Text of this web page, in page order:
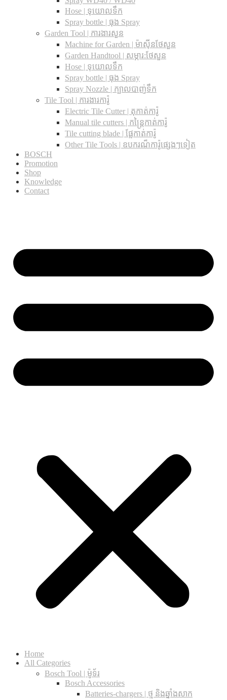
Hose | ទុយោលទឹក
Spray bottle | ធុង Spray
Garden Tool | ការងារសួន
Machine for Garden | ម៉ាស៊ីនថែសួន
Garden Handtool | សម្ភារ:ថែសួន
Hose | ទុយោលទឹក
Spray bottle | ធុង Spray
Spray Nozzle | ក្បាលបាញ់ទឹក
Tile Tool | ការងារការ៉ូ
Electric Tile Cutter | តុកាត់ការ៉ូ
Manual tile cutters | កន្ត្រៃកាត់ការ៉ូ
Tile cutting blade | ផ្លែកាត់ការ៉ូ
Other Tile Tools | ឧបករណ៏ការ៉ូផ្សេងៗទៀត
BOSCH
Promotion
Shop
Knowledge
Contact
Home
All Categories
Bosch Tool | ម៉ូទ័រ
Bosch Accessories
Batteries-chargers | ថ្ម និងឆ្នាំងសាក